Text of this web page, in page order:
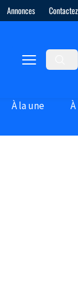
Annonces
À la une